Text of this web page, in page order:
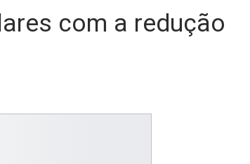
com a redução